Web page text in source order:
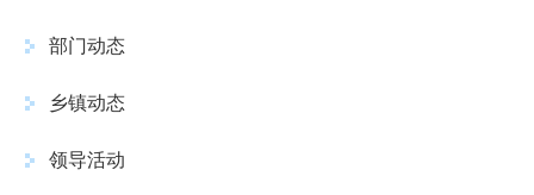
部门动态
乡镇动态
领导活动